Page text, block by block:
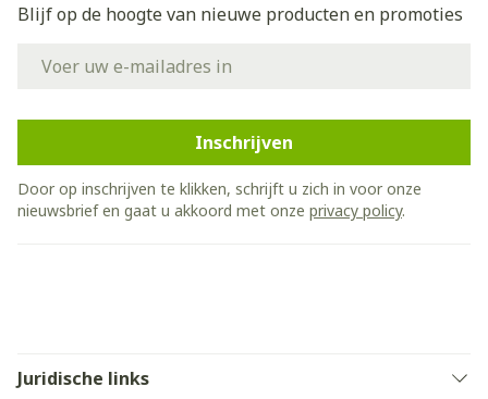
Blijf op de hoogte van nieuwe producten en promoties
Inschrijven
Door op inschrijven te klikken, schrijft u zich in voor onze
nieuwsbrief en gaat u akkoord met onze privacy policy.
Juridische links